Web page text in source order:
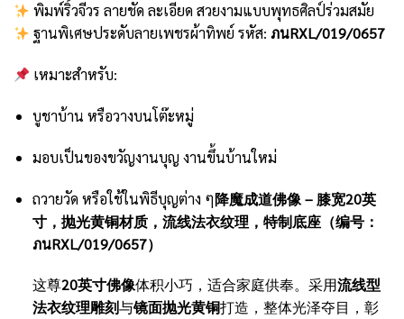
พิมพ์ริ้วจีวร ลายชัด ละเอียด สวยงามแบบพุทธศิลป์ร่วมสมัย
ฐานพิเศษประดับลายเพชรผ้าทิพย์ รหัส:ภนRXL/019/0657
เหมาะสำหรับ:
บูชาบ้าน หรือวางบนโต๊ะหมู่
มอบเป็นของขวัญงานบุญ งานขึ้นบ้านใหม่
ถวายวัด หรือใช้ในพิธีบุญต่าง ๆ降魔成道佛像 – 膝宽20英
寸，抛光黄铜材质，流线法衣纹理，特制底座（编号：
ภนRXL/019/0657）
这尊20英寸佛像体积小巧，适合家庭供奉。采用流线型
法衣纹理雕刻与镜面抛光黄铜打造，整体光泽夺目，彰